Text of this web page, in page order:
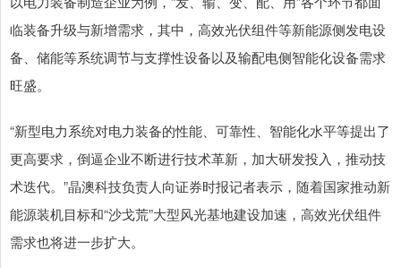
临装备升级与新增需求，其中，高效光伏组件等新能源侧发电设
备、储能等系统调节与支撑性设备以及输配电侧智能化设备需求
旺盛。
“新型电力系统对电力装备的性能、可靠性、智能化水平等提出了
更高要求，倒逼企业不断进行技术革新，加大研发投入，推动技
术迭代。”晶澳科技负责人向证券时报记者表示，随着国家推动新
能源装机目标和“沙戈荒”大型风光基地建设加速，高效光伏组件
需求也将进一步扩大。